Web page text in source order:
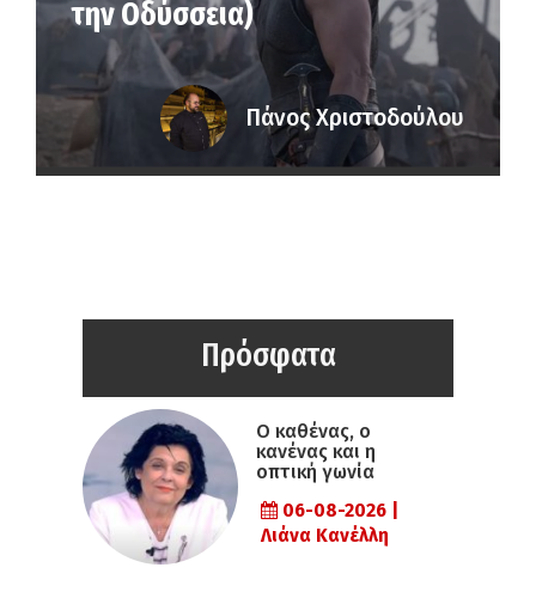
την Οδύσσεια)
Πάνος Χριστοδούλου
Πρόσφατα
Ο καθένας, ο
κανένας και η
οπτική γωνία
06-08-2026 |
Λιάνα Κανέλλη